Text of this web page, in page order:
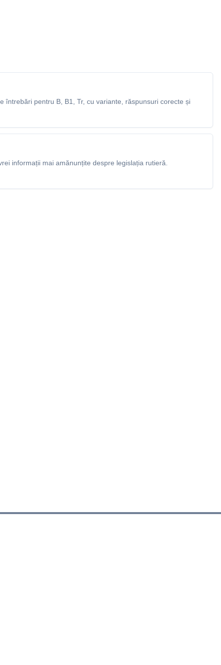
întrebări pentru B, B1, Tr, cu variante, răspunsuri corecte și
informații mai amănunțite despre legislația rutieră.